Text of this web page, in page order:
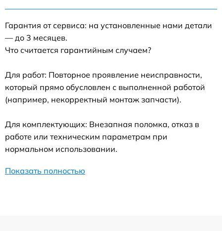
Гарантия от сервиса: на установленные нами детали
— до 3 месяцев.
Что считается гарантийным случаем?
Для работ: Повторное проявление неисправности,
который прямо обусловлен с выполненной работой
(например, некорректный монтаж запчасти).
Для комплектующих: Внезапная поломка, отказ в
работе или техническим параметрам при
нормальном использовании.
Показать полностью